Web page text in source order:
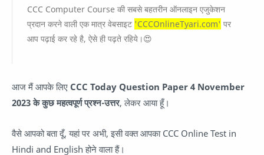
CCC Computer Course की सबसे बहतरीन ऑनलाइन एजुकेशन
प्रदान करने वाली एक मात्र वेबसाइट 'CCCOnlineTyari.com' पर
आप पढ़ाई कर रहे है, ऐसे ही पढ़ते रहिये।😍
आज मैं आपके लिए CCC Today Question Paper 4 November
2023 के कुछ महत्वपूर्ण प्रश्न-उत्तर, लेकर आया हूँ।
वैसे आपको बता दूँ, यहां पर अभी, इसी वक्त आपका CCC Online Test in
Hindi and English होने वाला हैं।